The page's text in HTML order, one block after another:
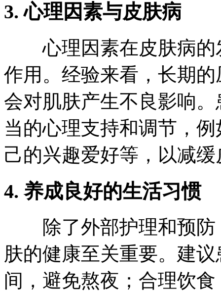
3. 心理因素与皮肤病
心理因素在皮肤病的
作用。经验来看，长期
会对肌肤产生不良影响
当的心理支持和调节，
己的兴趣爱好等，以减
4. 养成良好的生活习惯
除了外部护理和预防
肤的健康至关重要。建
间，避免熬夜；合理饮